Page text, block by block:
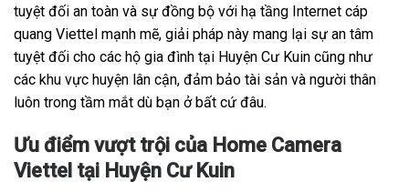
tuyệt đối an toàn và sự đồng bộ với hạ tầng Internet cáp
quang Viettel mạnh mẽ, giải pháp này mang lại sự an tâm
tuyệt đối cho các hộ gia đình tại Huyện Cư Kuin cũng như
các khu vực huyện lân cận, đảm bảo tài sản và người thân
luôn trong tầm mắt dù bạn ở bất cứ đâu.
Ưu điểm vượt trội của Home Camera
Viettel tại Huyện Cư Kuin